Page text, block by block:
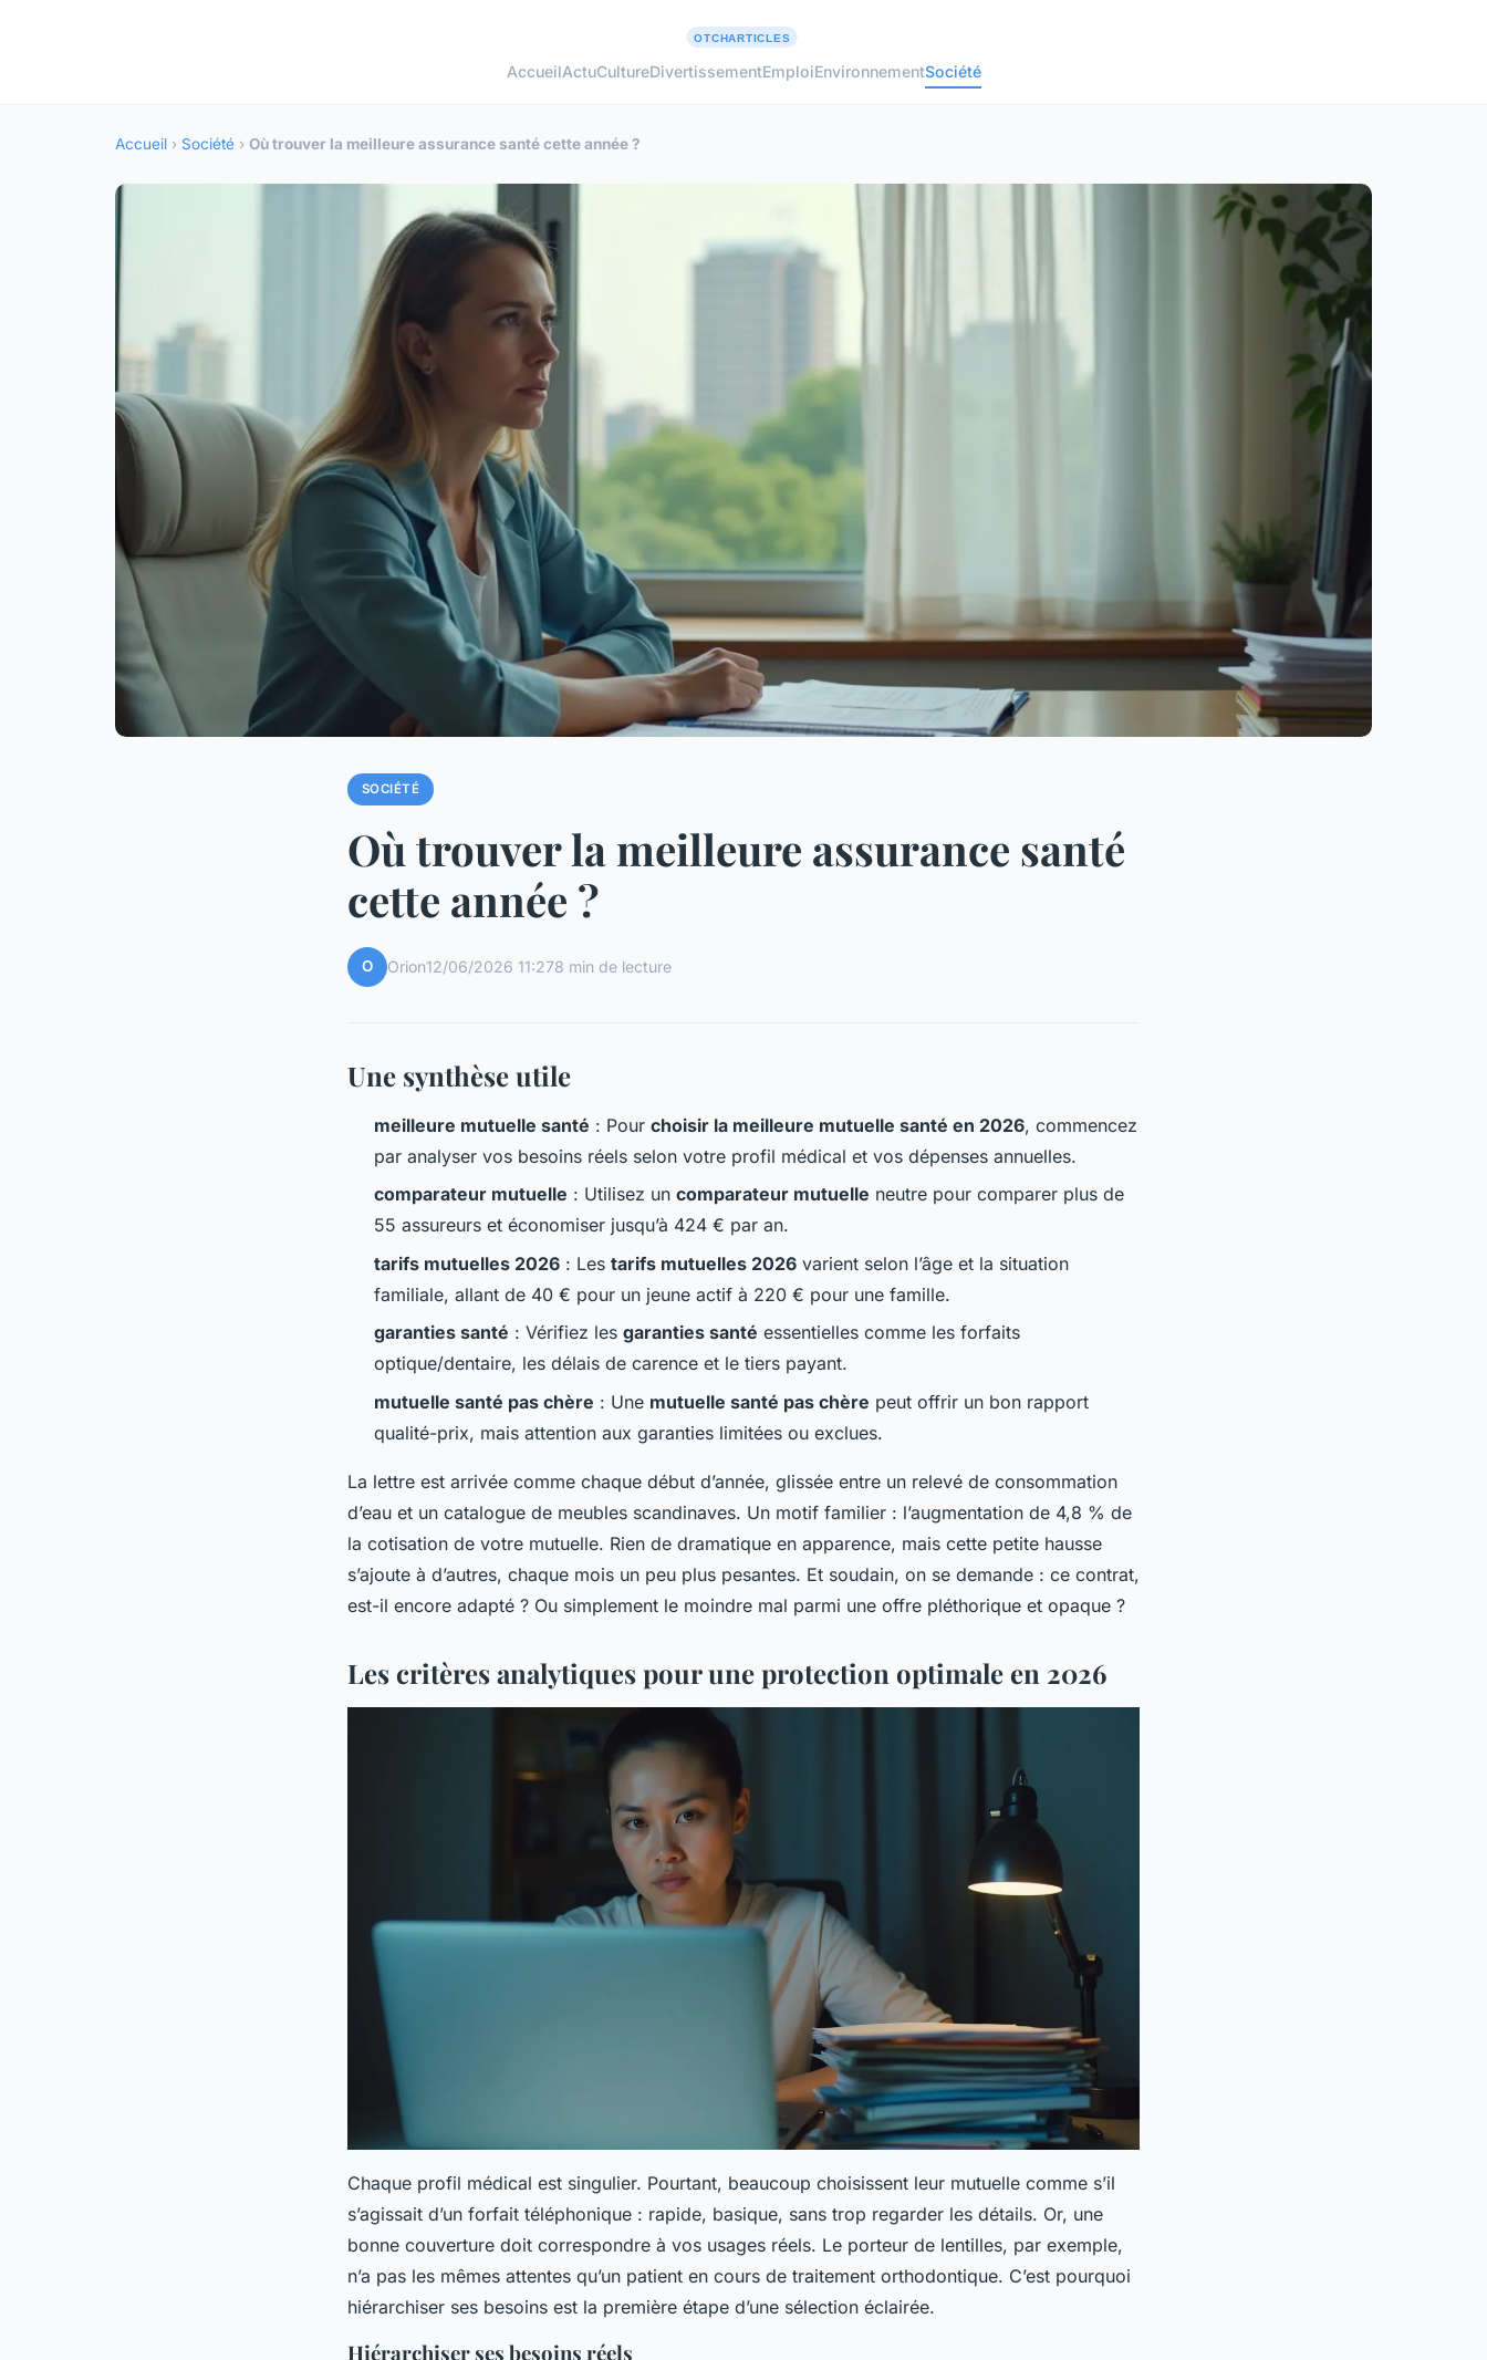
AccueilActuCultureDivertissementEmploiEnvironnementSociété
Accueil › Société › Où trouver la meilleure assurance santé cette année ?
SOCIÉTÉ
Où trouver la meilleure assurance santé
cette année ?
O Orion12/06/2026 11:278 min de lecture
Une synthèse utile
meilleure mutuelle santé : Pour choisir la meilleure mutuelle santé en 2026, commencez
par analyser vos besoins réels selon votre profil médical et vos dépenses annuelles.
comparateur mutuelle : Utilisez un comparateur mutuelle neutre pour comparer plus de
55 assureurs et économiser jusqu’à 424 € par an.
tarifs mutuelles 2026 : Les tarifs mutuelles 2026 varient selon l’âge et la situation
familiale, allant de 40 € pour un jeune actif à 220 € pour une famille.
garanties santé : Vérifiez les garanties santé essentielles comme les forfaits
optique/dentaire, les délais de carence et le tiers payant.
mutuelle santé pas chère : Une mutuelle santé pas chère peut offrir un bon rapport
qualité-prix, mais attention aux garanties limitées ou exclues.
La lettre est arrivée comme chaque début d’année, glissée entre un relevé de consommation
d’eau et un catalogue de meubles scandinaves. Un motif familier : l’augmentation de 4,8 % de
la cotisation de votre mutuelle. Rien de dramatique en apparence, mais cette petite hausse
s’ajoute à d’autres, chaque mois un peu plus pesantes. Et soudain, on se demande : ce contrat,
est-il encore adapté ? Ou simplement le moindre mal parmi une offre pléthorique et opaque ?
Les critères analytiques pour une protection optimale en 2026
Chaque profil médical est singulier. Pourtant, beaucoup choisissent leur mutuelle comme s’il
s’agissait d’un forfait téléphonique : rapide, basique, sans trop regarder les détails. Or, une
bonne couverture doit correspondre à vos usages réels. Le porteur de lentilles, par exemple,
n’a pas les mêmes attentes qu’un patient en cours de traitement orthodontique. C’est pourquoi
hiérarchiser ses besoins est la première étape d’une sélection éclairée.
Hiérarchiser ses besoins réels